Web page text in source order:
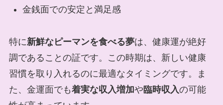
金銭面での安定と満足感
特に新鮮なピーマンを食べる夢は、健康運が絶好
調であることの証です。この時期は、新しい健康
習慣を取り入れるのに最適なタイミングです。ま
た、金運面でも着実な収入増加や臨時収入の可能